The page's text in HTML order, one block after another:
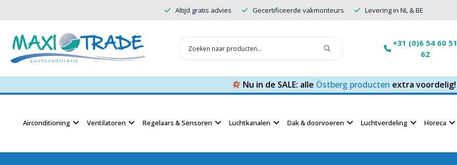
Altijd gratis advies Gecertificeerde vakmonteurs Levering in NL & BE
+31 (0)6 54 60 51
62
Nu in de SALE: alle Östberg producten extra voordelig!
Airconditioning Ventilatoren Regelaars & Sensoren Luchtkanalen Dak & doorvoeren Luchtverdeling Horeca